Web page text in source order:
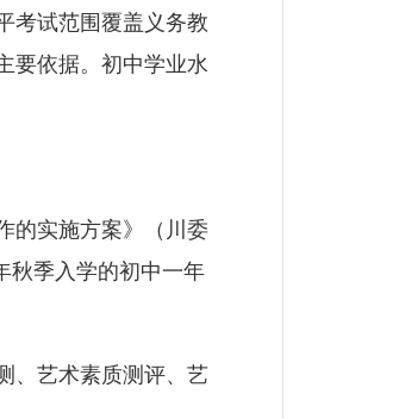
考试范围覆盖义务教
要依据。初中学业水
的实施方案》（川委
秋季入学的初中一年
、艺术素质测评、艺